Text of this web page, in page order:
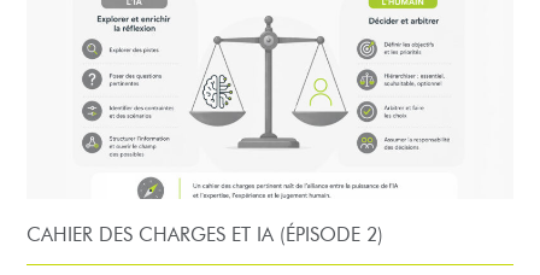
CAHIER DES CHARGES ET IA (ÉPISODE 2)